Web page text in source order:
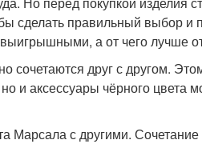
сделать правильный выбор
а от чего лучше
сочетаются друг с другом.
и аксессуары чёрного цвета